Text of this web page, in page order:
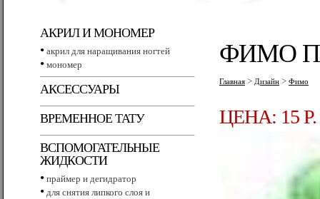
АКРИЛ И МОНОМЕР
• акрил для наращивания ногтей
• мономер
АКСЕССУАРЫ
ВРЕМЕННОЕ ТАТУ
ВСПОМОГАТЕЛЬНЫЕ
ЖИДКОСТИ
• праймер и дегидратор
• для снятия липкого слоя и
ФИМО
Главная > Дизайн > Фимо
ЦЕНА: 15 P.